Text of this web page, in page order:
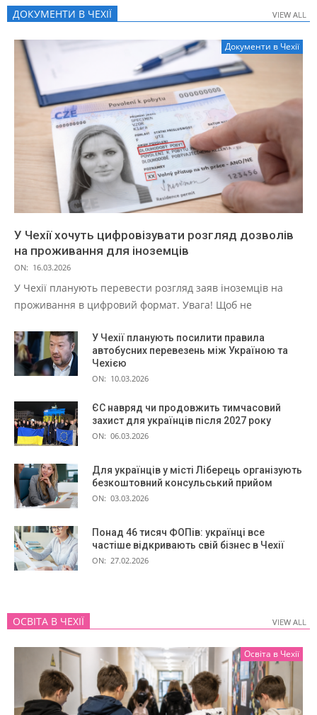
ДОКУМЕНТИ В ЧЕХІЇ VIEW ALL
Документи в Чехії
У Чехії хочуть цифровізувати розгляд дозволів
на проживання для іноземців
ON: 16.03.2026
У Чехії планують перевести розгляд заяв іноземців на
проживання в цифровий формат. Увага! Щоб не
У Чехії планують посилити правила
автобусних перевезень між Україною та
Чехією
ON: 10.03.2026
ЄС навряд чи продовжить тимчасовий
захист для українців після 2027 року
ON: 06.03.2026
Для українців у місті Ліберець організують
безкоштовний консульський прийом
ON: 03.03.2026
Понад 46 тисяч ФОПів: українці все
частіше відкривають свій бізнес в Чехії
ON: 27.02.2026
VIEW ALL
ОСВІТА В ЧЕХІЇ VIEW ALL
Освіта в Чехії
VIEW ALL